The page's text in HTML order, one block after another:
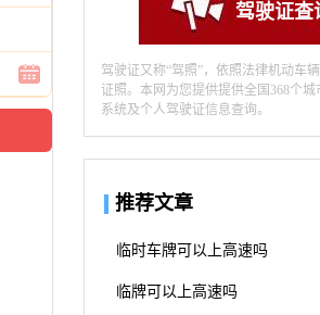
驾驶证查
驾驶证又称“驾照”，依照法律机动车
证照。本网为您提供提供全国368个城
系统及个人驾驶证信息查询。
推荐文章
临时车牌可以上高速吗
临牌可以上高速吗